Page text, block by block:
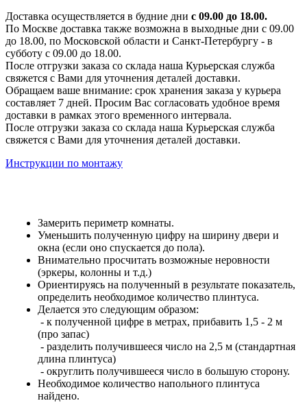
Доставка осуществляется в будние дни с 09.00 до 18.00.
По Москве доставка также возможна в выходные дни с 09.00
до 18.00, по Московской области и Санкт-Петербургу - в
субботу с 09.00 до 18.00.
После отгрузки заказа со склада наша Курьерская служба
свяжется с Вами для уточнения деталей доставки.
Обращаем ваше внимание: срок хранения заказа у курьера
составляет 7 дней. Просим Вас согласовать удобное время
доставки в рамках этого временного интервала.
После отгрузки заказа со склада наша Курьерская служба
свяжется с Вами для уточнения деталей доставки.
Инструкции по монтажу
Замерить периметр комнаты.
Уменьшить полученную цифру на ширину двери и
окна (если оно спускается до пола).
Внимательно просчитать возможные неровности
(эркеры, колонны и т.д.)
Ориентируясь на полученный в результате показатель,
определить необходимое количество плинтуса.
Делается это следующим образом:
- к полученной цифре в метрах, прибавить 1,5 - 2 м
(про запас)
- разделить получившееся число на 2,5 м (стандартная
длина плинтуса)
- округлить получившееся число в большую сторону.
Необходимое количество напольного плинтуса
найдено.